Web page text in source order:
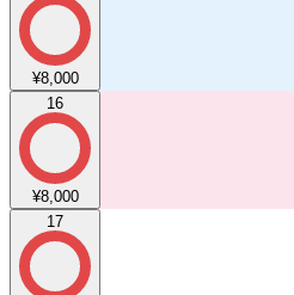
¥8,000
16
¥8,000
17